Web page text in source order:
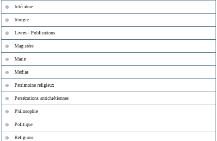
littérature
liturgie
Livres - Publications
Magistère
Marie
Médias
Patrimoine religieux
Persécutions antichrétiennes
Philosophie
Politique
Religions